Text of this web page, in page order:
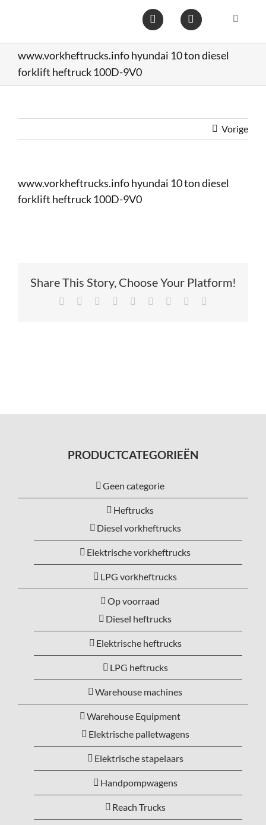
Toggle
Services
www.vorkheftrucks.info hyundai 10 ton diesel
forklift heftruck 100D-9V0
Vorige
www.vorkheftrucks.info hyundai 10 ton diesel
forklift heftruck 100D-9V0
Share This Story, Choose Your Platform!
Facebook Reddit LinkedIn
TumblrPinterest Xing
PRODUCTCATEGORIEËN
Geen categorie
Heftrucks
Diesel vorkheftrucks
Elektrische vorkheftrucks
LPG vorkheftrucks
Op voorraad
Diesel heftrucks
Elektrische heftrucks
LPG heftrucks
Warehouse machines
Warehouse Equipment
Elektrische palletwagens
Elektrische stapelaars
Handpompwagens
Reach Trucks